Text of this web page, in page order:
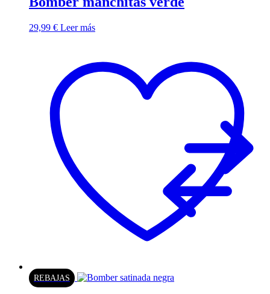
29,99 € Leer más
REBAJAS